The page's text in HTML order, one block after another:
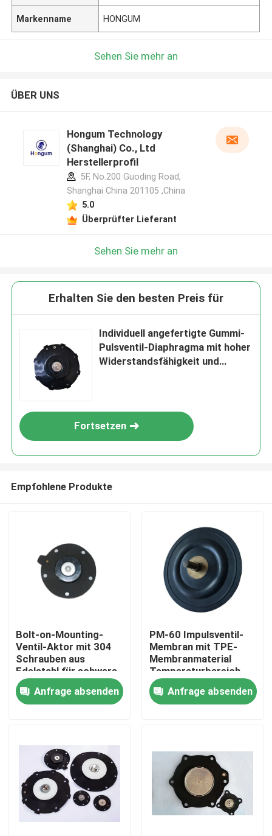
Zu Hause
Produkte
Markenname HONGUM
Sehen Sie mehr an
ÜBER UNS
Hongum Technology
(Shanghai) Co., Ltd
Herstellerprofil
5F, No.200 Guoding Road,
Shanghai China 201105 ,China
5.0
Überprüfter Lieferant
Sehen Sie mehr an
Erhalten Sie den besten Preis für
Individuell angefertigte Gummi-
Pulsventil-Diaphragma mit hoher
Widerstandsfähigkeit und
Fortsetzen
Empfohlene Produkte
Bolt-on-Mounting-
Ventil-Aktor mit 304
Schrauben aus
Edelstahl für schwere
industrielle
Anwendungen
Anfrage absenden
PM-60 Impulsventil-
Membran mit TPE-
Membranmaterial
Temperaturbereich
minus 20 Grad Celsius
bis plus 150 Grad
Celsius Ideal für
Anfrage absenden